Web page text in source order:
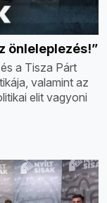
önleleplezés!”
a Tisza Párt
valamint az
elit vagyoni